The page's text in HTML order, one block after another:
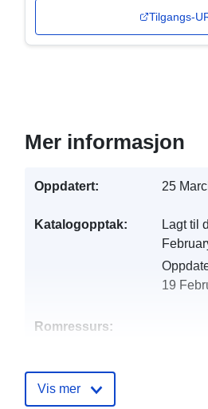
Tilgangs-
Mer informasjon
Oppdatert: 25
Katalogopptak: Lagt til
19
Romressurs:
Vis mer